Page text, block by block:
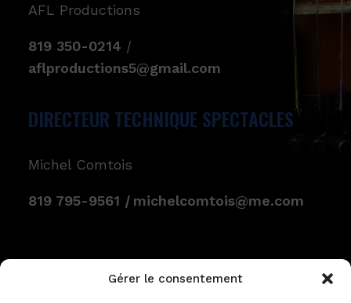
Gérer le consentement
AFL Productions
819 350-0214 |
aflproductions5@gmail.com
DIRECTEUR TECHNIQUE SPECTACLES
Michel Comtois
819 795-9561 | michelcomtois@me.com